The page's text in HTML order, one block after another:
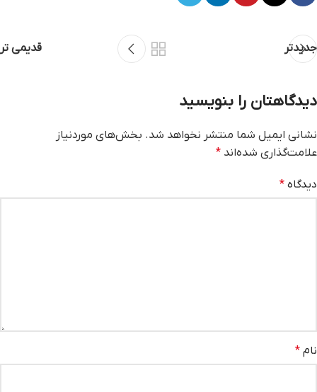
جدیدتر قدیمی تر
دیدگاهتان را بنویسید
نشانی ایمیل شما منتشر نخواهد شد. بخش‌های موردنیاز
علامت‌گذاری شده‌اند *
دیدگاه *
نام *